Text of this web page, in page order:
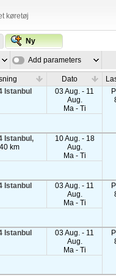
køretøj
Ny
Add parameters
Dato
Istanbul
03 Aug. - 11
Aug.
Ma - Ti
Istanbul,
km
10 Aug. - 18
Aug.
Ma - Ti
Istanbul
03 Aug. - 11
Aug.
Ma - Ti
Istanbul
03 Aug. - 11
Aug.
Ma - Ti